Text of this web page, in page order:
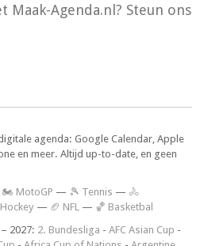
Maak-Agenda.nl? Steun ons
agenda: Google Calendar, Apple
en meer. Altijd up-to-date, en geen
🏍 MotoGP — 🎾 Tennis — 🚴
— 🏈 NFL — 🏀 Basketbal
2027: 2. Bundesliga - AFC Asian Cup -